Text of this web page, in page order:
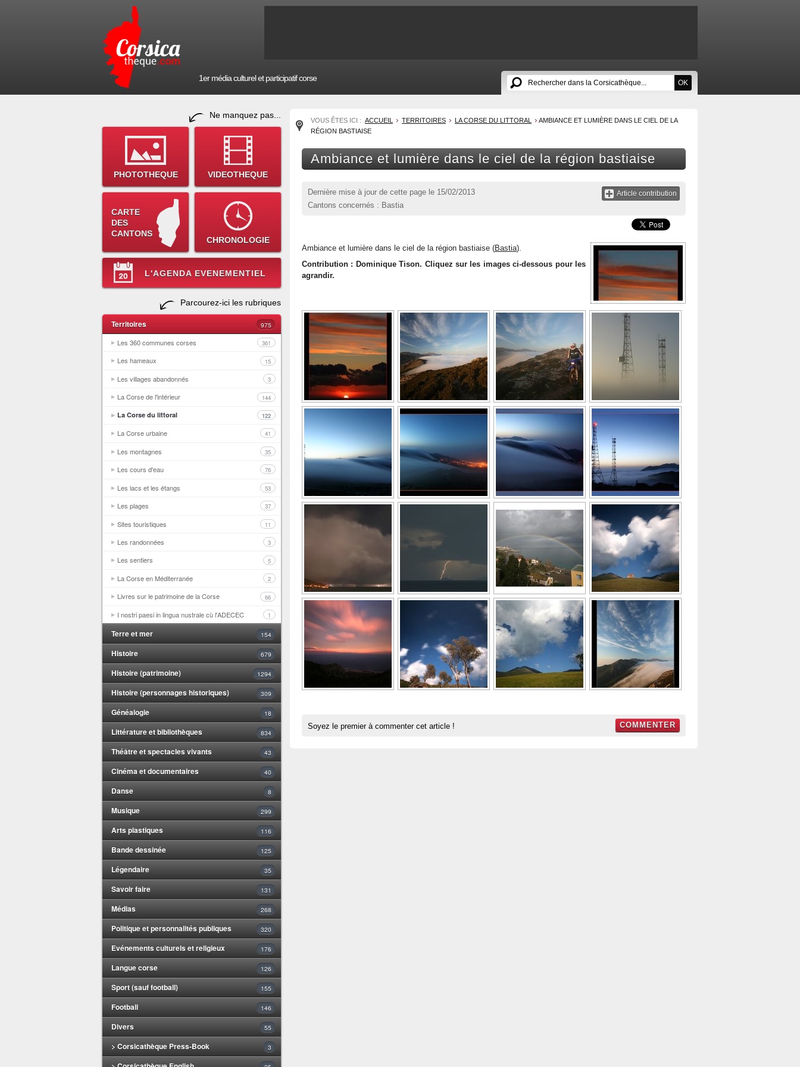
1er média culturel et participatif corse
Ne manquez pas...
PHOTOTHEQUE VIDEOTHEQUE
CARTE
DES
CANTONS
CHRONOLOGIE
L'AGENDA EVENEMENTIEL
Parcourez-ici les rubriques
Territoires 975
Les 360 communes corses 361
Les hameaux 15
Les villages abandonnés 3
La Corse de l'intérieur 144
La Corse du littoral 122
La Corse urbaine 41
Les montagnes 35
Les cours d'eau 76
Les lacs et les étangs 53
Les plages 37
Sites touristiques 11
Les randonnées 3
Les sentiers 5
La Corse en Méditerranée 2
Livres sur le patrimoine de la Corse 66
I nostri paesi in lingua nustrale cù l'ADECEC 1
Terre et mer 154
Histoire 679
Histoire (patrimoine) 1294
Histoire (personnages historiques) 309
Généalogie 18
Littérature et bibliothèques 834
Théâtre et spectacles vivants 43
Cinéma et documentaires 40
Danse 8
Musique 299
Arts plastiques 116
Bande dessinée 125
Légendaire 35
Savoir faire 131
Médias 268
Politique et personnalités publiques 320
Evénements culturels et religieux 176
Langue corse 126
Sport (sauf football) 155
Football 146
Divers 55
> Corsicathèque Press-Book 3
VOUS ÊTES ICI : ACCUEIL TERRITOIRES LA CORSE DU LITTORAL
AMBIANCE ET LUMIÈRE DANS LE CIEL DE LA
RÉGION BASTIAISE
Ambiance et lumière dans le ciel de la région bastiaise
Article contribution
Dernière mise à jour de cette page le 15/02/2013
Cantons concernés : Bastia
Ambiance et lumière dans le ciel de la région bastiaise (Bastia).
Contribution : Dominique Tison. Cliquez sur les images ci-dessous pour les
agrandir.
Soyez le premier à commenter cet article ! COMMENTER